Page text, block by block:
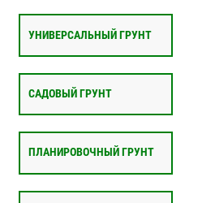
УНИВЕРСАЛЬНЫЙ ГРУНТ
САДОВЫЙ ГРУНТ
ПЛАНИРОВОЧНЫЙ ГРУНТ